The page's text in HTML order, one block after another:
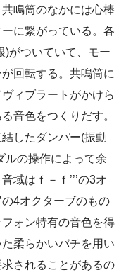
鳴筒のなかには心棒
に繋がっている。各
)がついていて、モー
回転する。共鳴筒に
ィブラートがかけら
音色をつくりだす。
したダンパー(振動
ルの操作によって余
域はｆ－ｆ’’’の3オ
の4オクターブのもの
ォン特有の音色を得
柔らかいバチを用い
されることがあるの